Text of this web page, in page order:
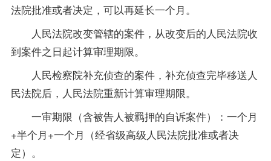
法院批准或者决定，可以再延长一个月。
人民法院改变管辖的案件，从改变后的人民法院收
到案件之日起计算审理期限。
人民检察院补充侦查的案件，补充侦查完毕移送人
民法院后，人民法院重新计算审理期限。
一审期限（含被告人被羁押的自诉案件）：一个月
+半个月+一个月（经省级高级人民法院批准或者决
定）。